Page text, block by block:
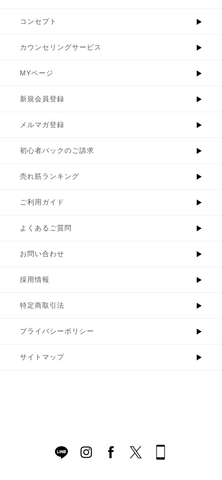
コンセプト
カウンセリングサービス
MYページ
新規会員登録
メルマガ登録
初心者パックのご請求
売れ筋ランキング
ご利用ガイド
よくあるご質問
お問い合わせ
採用情報
特定商取引法
プライバシーポリシー
サイトマップ